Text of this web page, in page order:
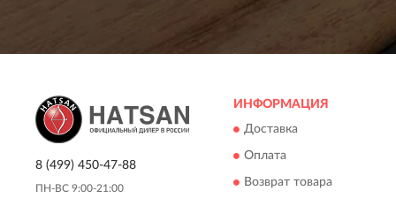
8 (499) 450-47-88
ПН-ВС 9:00-21:00
ИНФОРМАЦИЯ
Доставка
Оплата
Возврат товара